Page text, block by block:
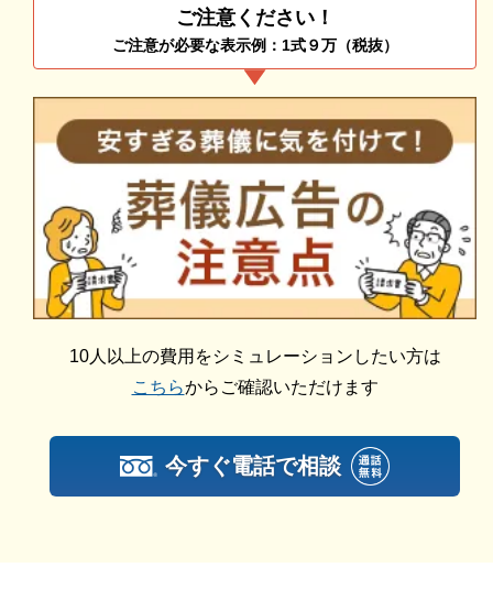
宗教・宗派不問で近くに火葬場もあり
ご利用は宗旨・宗派問わず可能となっています。 同
じ町内に火葬場（立川聖苑）がありますので、出棺後
の移動が大変短く済みます。
無門庭園の家族葬
たりと最後の時間を過ごしたい人におすすめです。
参列者に気を使って疲れることなく、リラックスして
過ごすことができます。
無門庭園の家族葬は、プランに選べる生花祭壇も含ま
れています。
ることなく、自由な葬儀を執り行うことができます。
無門庭園の詳細情報を紹介します。
ご注意ください！
ご注意が必要な表示例：1式９万（税抜）
10人以上の費用をシミュレーションしたい方は
こちらからご確認いただけます
今すぐ電話で相談